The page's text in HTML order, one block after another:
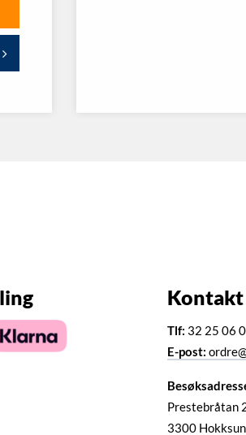
Kontakt
Tlf: 32 25 06
E-post:
Prestebråtan
3300